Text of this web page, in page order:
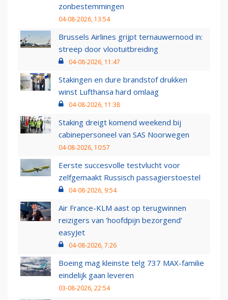
zonbestemmingen
04-08-2026, 13:54
Brussels Airlines grijpt ternauwernood in:
streep door vlootuitbreiding
04-08-2026, 11:47
Stakingen en dure brandstof drukken
winst Lufthansa hard omlaag
04-08-2026, 11:38
Staking dreigt komend weekend bij
cabinepersoneel van SAS Noorwegen
04-08-2026, 10:57
Eerste succesvolle testvlucht voor
zelfgemaakt Russisch passagierstoestel
04-08-2026, 9:54
Air France-KLM aast op terugwinnen
reizigers van ‘hoofdpijn bezorgend’
easyJet
04-08-2026, 7:26
Boeing mag kleinste telg 737 MAX-familie
eindelijk gaan leveren
03-08-2026, 22:54